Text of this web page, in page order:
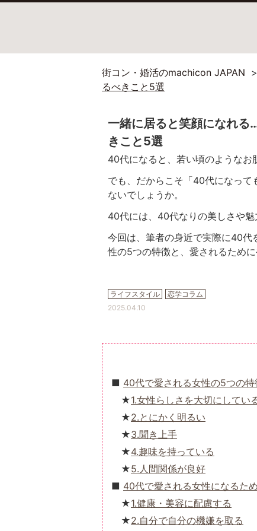
街コン・婚活のmachicon JAPAN
るべきこと5選
一緒に居ると笑顔になれ
きこと5選
40代になると、若い頃のようなお
でも、だからこそ「40代になって
ないでしょうか。
40代には、40代なりの美しさや魅
今回は、筆者の身近で実際に40
性の5つの特徴と、愛されるため
ライフスタイル 恋学コラム
2025.04.10
40代で愛される女性の5つの特
1.女性らしさを大切にしてい
2.とにかく明るい
3.聞き上手
4.趣味を持っている
5.人間関係が良好
40代で愛される女性になるた
1.健康・美容に配慮する
2.自分で自分の機嫌を取る